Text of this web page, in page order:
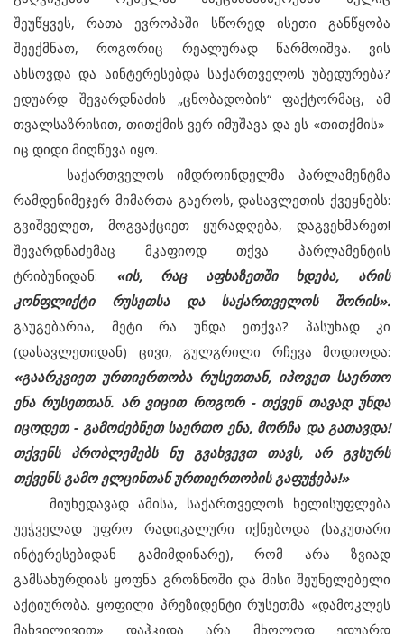
შეუწყვეს, რათა ევროპაში სწორედ ისეთი განწყობა
შეექმნათ, როგორიც რეალურად წარმოიშვა. ვის
ახსოვდა და აინტერესებდა საქართველოს უბედურება?
ედუარდ შევარდნაძის „ცნობადობის“ ფაქტორმაც, ამ
თვალსაზრისით, თითქმის ვერ იმუშავა და ეს «თითქმის»-
იც დიდი მიღწევა იყო.
საქართველოს იმდროინდელმა პარლამენტმა
რამდენიმეჯერ მიმართა გაეროს, დასავლეთის ქვეყნებს:
გვიშველეთ, მოგვაქციეთ ყურადღება, დაგვეხმარეთ!
შევარდნაძემაც მკაფიოდ თქვა პარლამენტის
ტრიბუნიდან: «ის, რაც აფხაზეთში ხდება, არის
კონფლიქტი რუსეთსა და საქართველოს შორის».
გაუგებარია, მეტი რა უნდა ეთქვა? პასუხად კი
(დასავლეთიდან) ცივი, გულგრილი რჩევა მოდიოდა:
«გაარკვიეთ ურთიერთობა რუსეთთან, იპოვეთ საერთო
ენა რუსეთთან. არ ვიცით როგორ - თქვენ თავად უნდა
იცოდეთ - გამოძებნეთ საერთო ენა, მორჩა და გათავდა!
თქვენს პრობლემებს ნუ გვახვევთ თავს, არ გვსურს
თქვენს გამო ელცინთან ურთიერთობის გაფუჭება!»
მიუხედავად ამისა, საქართველოს ხელისუფლება
უეჭველად უფრო რადიკალური იქნებოდა (საკუთარი
ინტერესებიდან გამიმდინარე), რომ არა ზვიად
გამსახურდიას ყოფნა გროზნოში და მისი შეუნელებელი
აქტიურობა. ყოფილი პრეზიდენტი რუსეთმა «დამოკლეს
მახვილივით» დაჰკიდა არა მხოლოდ ედუარდ